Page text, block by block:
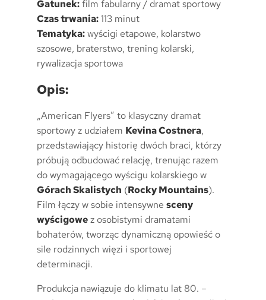
Gatunek:film fabularny / dramat sportowy
Czas trwania:113 minut
Tematyka:wyścigi etapowe, kolarstwo
szosowe, braterstwo, trening kolarski,
rywalizacja sportowa
Opis:
„American Flyers” to klasyczny dramat
sportowy z udziałem Kevina Costnera,
przedstawiający historię dwóch braci, którzy
próbują odbudować relację, trenując razem
do wymagającego wyścigu kolarskiego w
Górach Skalistych (Rocky Mountains).
Film łączy w sobie intensywne sceny
wyścigowez osobistymi dramatami
bohaterów, tworząc dynamiczną opowieść o
sile rodzinnych więzi i sportowej
determinacji.
Produkcja nawiązuje do klimatu lat 80. –